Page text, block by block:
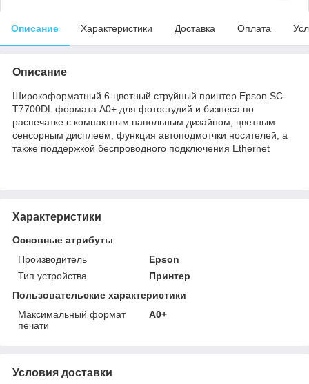
Описание Характеристики Доставка Оплата
Описание
Широкоформатный 6-цветный струйный принтер Epson SC-
T7700DL формата А0+ для фотостудий и бизнеса по
распечатке с компактным напольным дизайном, цветным
сенсорным дисплеем, функция автоподмотчки носителей, а
также поддержкой беспроводного подключения Ethernet
Характеристики
Основные атрибуты
Производитель
Epson
Тип устройства
Принтер
Пользовательские характеристики
Максимальный формат
печати
A0+
Условия доставки